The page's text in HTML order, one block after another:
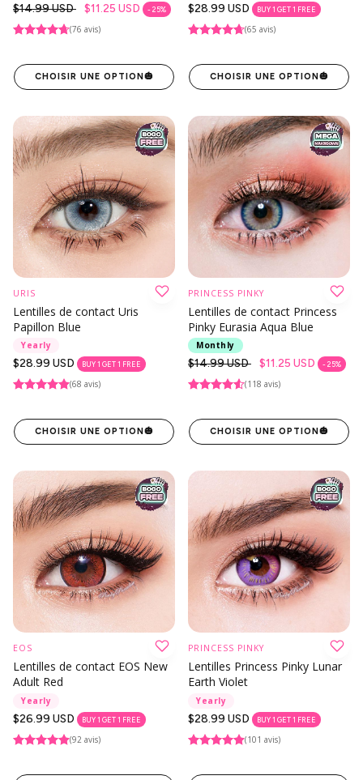
Prix
habituel
$14.99 USD $11.25 USD - 25%
(76 avis)
CHOISIR UNE OPTION🎃
Prix
habituel
$28.99 USD BUY 1 GET 1 FREE
(65 avis)
CHOISIR UNE OPTION🎃
URIS
Lentilles de contact Uris
Papillon Blue
Yearly
Prix
habituel
$28.99 USD BUY 1 GET 1 FREE
(68 avis)
CHOISIR UNE OPTION 🎃
PRINCESS PINKY
Lentilles de contact Princess
Pinky Eurasia Aqua Blue
Monthly
Prix
habituel
$14.99 USD $11.25 USD - 25%
(118 avis)
CHOISIR UNE OPTION 🎃
EOS
Lentilles de contact EOS New
Adult Red
Yearly
Prix
habituel
$26.99 USD BUY 1 GET 1 FREE
(92 avis)
PRINCESS PINKY
Lentilles Princess Pinky Lunar
Earth Violet
Yearly
Prix
habituel
$28.99 USD BUY 1 GET 1 FREE
(101 avis)